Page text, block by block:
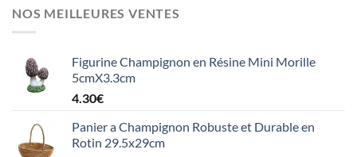
NOS MEILLEURES VENTES
Figurine Champignon en Résine Mini Morille
5cmX3.3cm
4.30€
Panier a Champignon Robuste et Durable en
Rotin 29.5x29cm